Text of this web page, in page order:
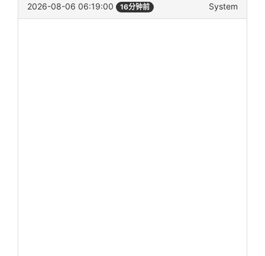
2026-08-06 06:19:00 16分钟前 System